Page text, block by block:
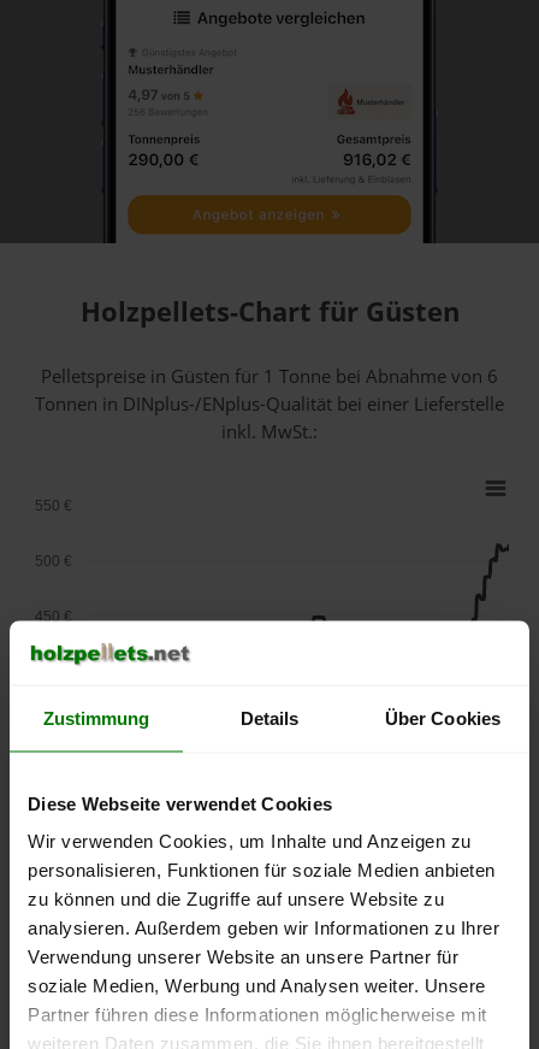
Zustimmung Details Über Cookies
Diese Webseite verwendet Cookies
Wir verwenden Cookies, um Inhalte und Anzeigen zu
personalisieren, Funktionen für soziale Medien anbieten
zu können und die Zugriffe auf unsere Website zu
analysieren. Außerdem geben wir Informationen zu Ihrer
Verwendung unserer Website an unsere Partner für
soziale Medien, Werbung und Analysen weiter. Unsere
Partner führen diese Informationen möglicherweise mit
weiteren Daten zusammen, die Sie ihnen bereitgestellt
Holzpellets-Chart für Güsten
Pelletspreise in Güsten für 1 Tonne bei Abnahmevon 6
Tonnen in DINplus-/ENplus-Qualität bei einer Lieferstelle
inkl. MwSt.:
lose Ware
2025
2026
2026
250 €
350 €
450 €
500 €
550 €
Die aktuelle Preisentwicklung für Holzpellets in Deutschland
können Sie jederzeit auf unsererPelletspreise-Seite
nachvollziehen.